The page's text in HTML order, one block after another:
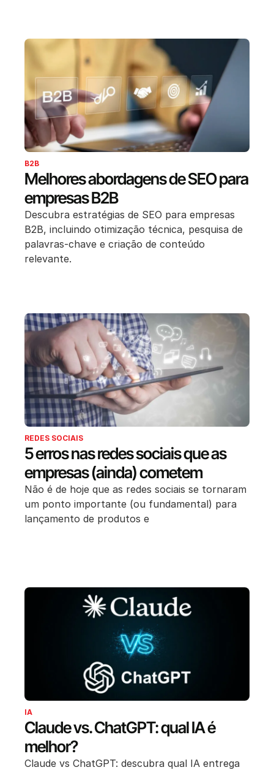
B2B
Melhores abordagens de SEO para
empresas B2B
Descubra estratégias de SEO para empresas
B2B, incluindo otimização técnica, pesquisa de
palavras-chave e criação de conteúdo
relevante.
REDES SOCIAIS
5 erros nas redes sociais que as
empresas (ainda) cometem
Não é de hoje que as redes sociais se tornaram
um ponto importante (ou fundamental) para
lançamento de produtos e
IA
Claude vs. ChatGPT: qual IA é
melhor?
Claude vs ChatGPT: descubra qual IA entrega